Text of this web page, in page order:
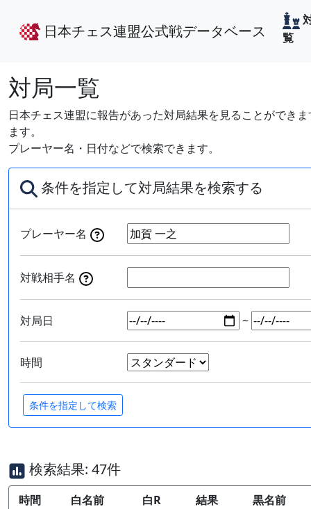
日本チェス連盟公式戦データベース
覧
対局一覧
日本チェス連盟に報告があった対局結果を見ることができ
ます。
プレーヤー名・日付などで検索できます。
条件を指定して対局結果を検索する
プレーヤー名
対戦相手名
対局日 ~
時間
検索結果: 47件
時間 白名前 白R 結果
黒名前